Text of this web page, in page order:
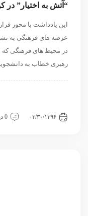
“آتش به اختیار” در
این یادداشت با محور
عرصه های فرهنگی به
رهبری خطاب به
۰۳/۳۰/۱۳۹۶
0 دیدگاه